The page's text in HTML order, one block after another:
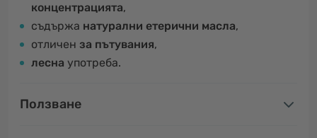
концентрацията,
съдържа натурални етерични масла,
отличен за пътувания,
лесна употреба.
Ползване